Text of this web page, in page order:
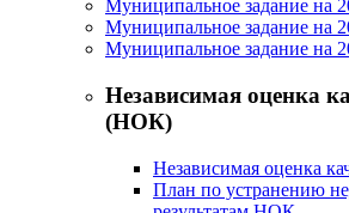
Муниципальное задание на
Муниципальное задание на
Муниципальное задание на
Независимая оценка
(НОК)
Независимая оценка
План по устранению